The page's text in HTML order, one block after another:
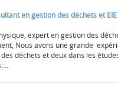
en gestion des déchets et EIE
expert en gestion des
Nous avons une grande
déchets et deux dans les